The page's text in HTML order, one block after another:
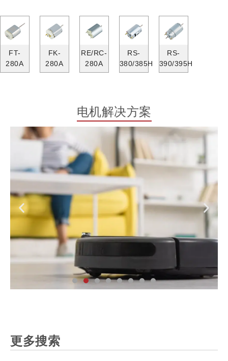
FT-
280A
FK-
280A
RE/RC-
280A
RS-
380/385H
RS-
390/395H
电机解决方案
更多搜索